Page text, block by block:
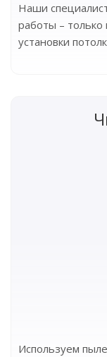
Наши
работы –
установки
Используем